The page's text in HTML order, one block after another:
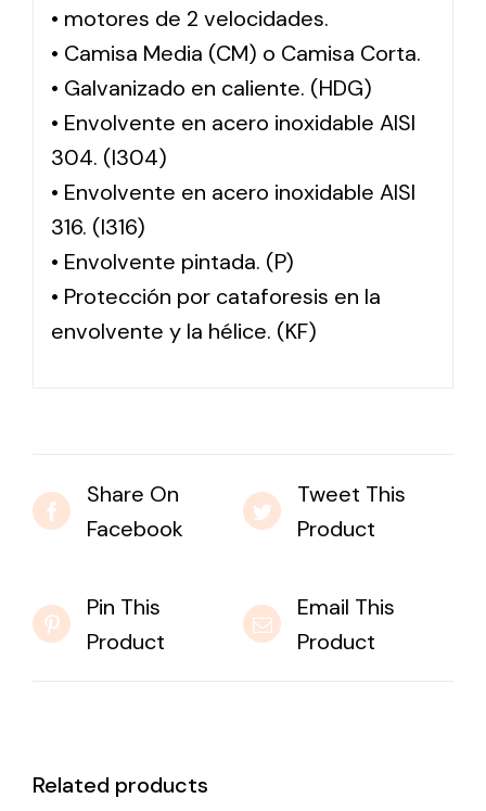
• motores de 2 velocidades.
• Camisa Media (CM) o Camisa Corta.
• Galvanizado en caliente. (HDG)
• Envolvente en acero inoxidable AISI
304. (I304)
• Envolvente en acero inoxidable AISI
316. (I316)
• Envolvente pintada. (P)
• Protección por cataforesis en la
envolvente y la hélice. (KF)
Share On
Facebook
Tweet This
Product
Pin This
Product
Email This
Product
Related products